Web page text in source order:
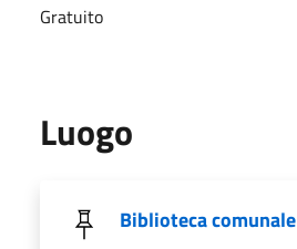
Gratuito
Luogo
Biblioteca comunale